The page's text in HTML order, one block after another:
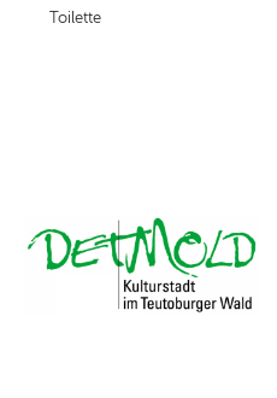
Toilette